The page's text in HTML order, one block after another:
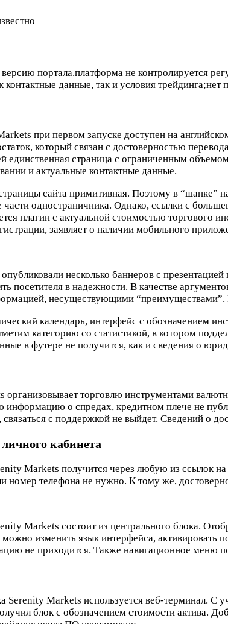
портала.платформа не контролируется
данные, так и условия
при первом запуске доступен на
который связан с достоверностью
единственная страница с ограниченным
и актуальные контактные данные.
сайта примитивная. Поэтому в “шапке”
части одностраничника. Однако, ссылки с
плагин с актуальной стоимостью торгового
заявляет о наличии мобильного
несколько баннеров с
посетителя в надежности. В качестве
несуществующими “преимуществами”.
календарь, интерфейс с обозначением
категорию со статистикой, в котором
в футере не получится, как и сведения о
торговлю инструментами
информацию о спредах, кредитном плече не
с поддержкой не выйдет. Сведений о
кабинета
Markets получится через любую из ссылок
номер телефона не нужно. К тому же,
Markets состоит из центрального блока.
изменить язык интерфейса,
не приходится. Также навигационное меню
Serenity Markets используется веб-терминал.
блок с обозначением стоимости актива.